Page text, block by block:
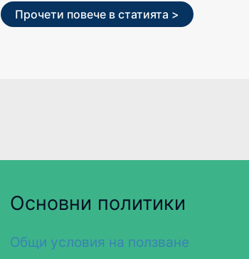
Прочети повече в статията >
Основни политики
Общи условия на ползване